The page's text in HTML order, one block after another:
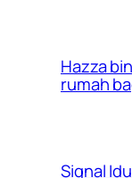
Hazza
rumah
Signal